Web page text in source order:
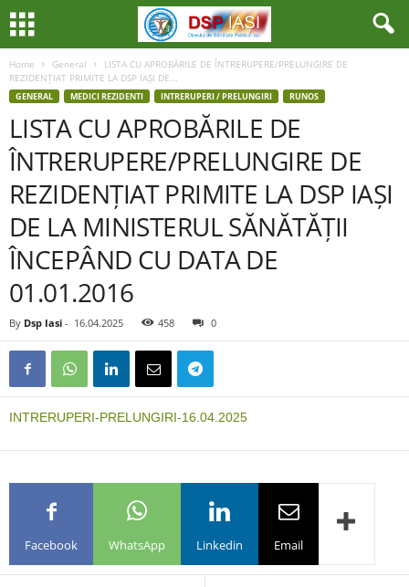
Home General
LISTA CU APROBĂRILE DE ÎNTRERUPERE/PRELUNGIRE DE
REZIDENȚIAT PRIMITE LA DSP IAȘI DE...
GENERAL MEDICI REZIDENTI INTRERUPERI / PRELUNGIRI RUNOS
LISTA CU APROBĂRILE DE
ÎNTRERUPERE/PRELUNGIRE DE
REZIDENȚIAT PRIMITE LA DSP IAȘI
DE LA MINISTERUL SĂNĂTĂȚII
ÎNCEPÂND CU DATA DE
01.01.2016
By Dsp Iasi - 16.04.2025 458 0
INTRERUPERI-PRELUNGIRI-16.04.2025
Facebook WhatsApp Linkedin Email